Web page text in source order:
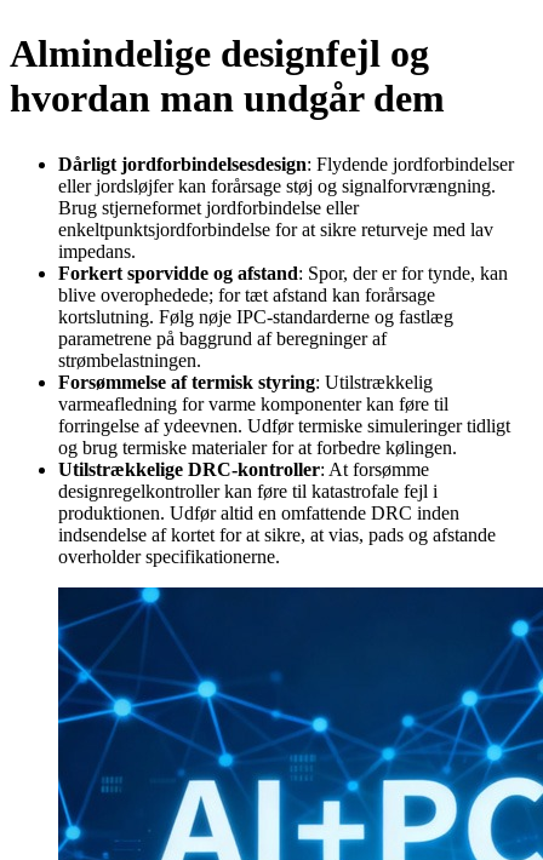
Almindelige designfejl og
hvordan man undgår dem
Dårligt jordforbindelsesdesign: Flydende jordforbindelser
eller jordsløjfer kan forårsage støj og signalforvrængning.
Brug stjerneformet jordforbindelse eller
enkeltpunktsjordforbindelse for at sikre returveje med lav
impedans.
Forkert sporvidde og afstand: Spor, der er for tynde, kan
blive overophedede; for tæt afstand kan forårsage
kortslutning. Følg nøje IPC-standarderne og fastlæg
parametrene på baggrund af beregninger af
strømbelastningen.
Forsømmelse af termisk styring: Utilstrækkelig
varmeafledning for varme komponenter kan føre til
forringelse af ydeevnen. Udfør termiske simuleringer tidligt
og brug termiske materialer for at forbedre kølingen.
Utilstrækkelige DRC-kontroller: At forsømme
designregelkontroller kan føre til katastrofale fejl i
produktionen. Udfør altid en omfattende DRC inden
indsendelse af kortet for at sikre, at vias, pads og afstande
overholder specifikationerne.